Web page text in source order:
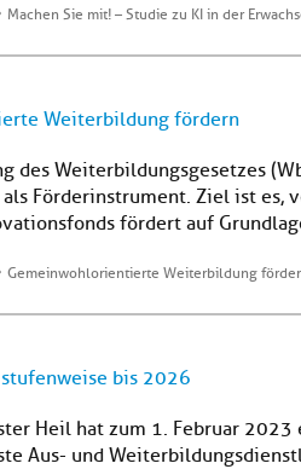
Machen Sie mit! – Studie zu KI in der
Weiterbildung fördern
des Weiterbildungsgesetzes
Förderinstrument. Ziel ist es,
fördert auf
Gemeinwohlorientierte Weiterbildung
bis 2026
Heil hat zum 1. Februar
Aus- und